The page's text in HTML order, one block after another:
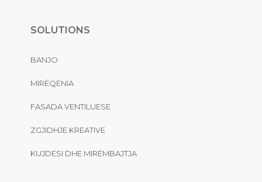
SOLUTIONS
BANJO
MIRËQENIA
FASADA VENTILUESE
ZGJIDHJE KREATIVE
KUJDESI DHE MIRËMBAJTJA